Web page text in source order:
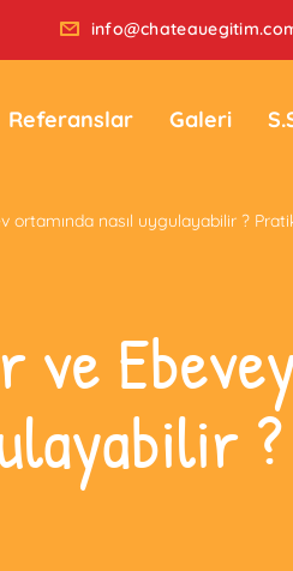
Referanslar Galeri
ortamında nasıl uygulayabilir ?
ve